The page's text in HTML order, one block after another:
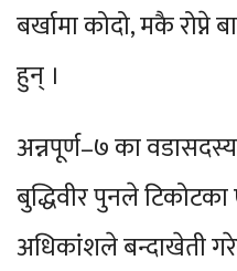
बर्खामा कोदो, मकै रोप्ने
हुन् ।
अन्नपूर्ण–७ का
बुद्धिवीर पुनले
अधिकांशले बन्दाखेती